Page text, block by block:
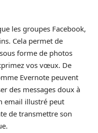
les groupes Facebook,
Cela permet de
forme de photos
vos vœux. De
Evernote peuvent
des messages doux à
email illustré peut
de transmettre son